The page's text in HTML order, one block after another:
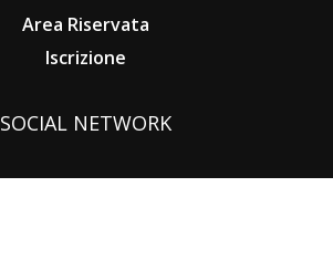
Area Riservata
Iscrizione
SOCIAL NETWORK